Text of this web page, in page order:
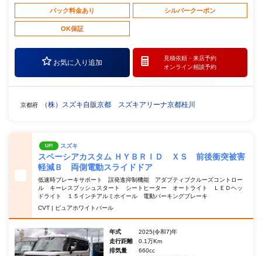
パック料金あり シルバークーポン
OK保証
お気に入り追加
見積依頼・ 来店予約
オンライン相談予約
京都府 （株）スズキ自販京都 スズキアリーナ京都桂川
UP! スズキ
スペーシアカスタム ＨＹＢＲＩＤ ＸＳ 前後衝突被害
軽減Ｂ 両側電動スライドドア
低速時ブレーキサポート 誤発進抑制機能 アダプティブクルーズコントロー
ル キーレスプッシュスタート シートヒーター オートライト ＬＥＤヘッ
ドライト １５インチアルミホイール 電動パーキングブレーキ
CVT | ピュアホワイトパール
年式
2025(令和7)年
走行距離
0.1万Km
排気量
660cc